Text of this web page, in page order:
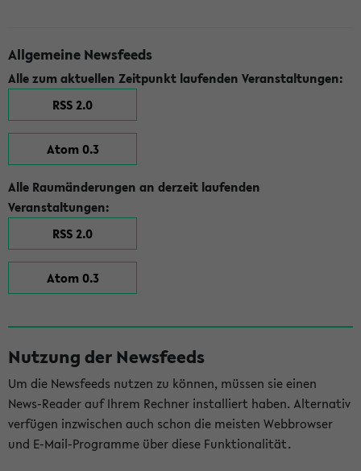
Allgemeine Newsfeeds
Alle zum aktuellen Zeitpunkt laufenden Veranstaltungen:
RSS 2.0
Atom 0.3
Alle Raumänderungen an derzeit laufenden
Veranstaltungen:
RSS 2.0
Atom 0.3
Nutzung der Newsfeeds
Um die Newsfeeds nutzen zu können, müssen sie einen
News-Reader auf Ihrem Rechner installiert haben. Alternativ
verfügen inzwischen auch schon die meisten Webbrowser
und E-Mail-Programme über diese Funktionalität.